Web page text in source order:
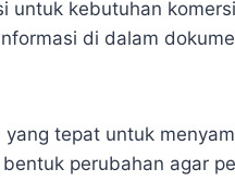
untuk kebutuhan
di dalam
tepat untuk
perubahan agar